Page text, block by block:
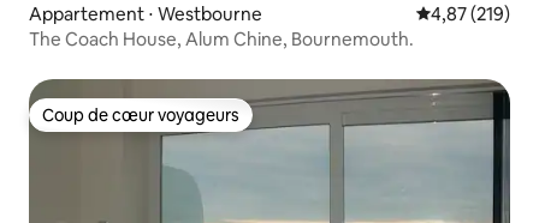
Appartement ⋅ Westbourne Évaluation
4,87 (219)
The Coach House, Alum Chine, Bournemouth.
Coup de cœur voyageurs
Coup de cœur voyageurs